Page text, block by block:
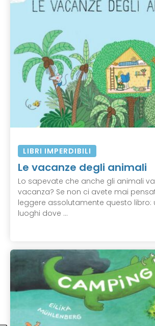
LIBRI IMPERDIBILI
Le vacanze degli animali
Lo sapevate che anche gli animali
vacanza? Se non ci avete mai
leggere assolutamente questo libro:
luoghi dove ...